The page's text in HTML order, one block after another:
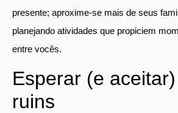
presente; aproxime-se mais de seus
planejando atividades que propiciem
entre vocês.
Esperar (e
ruins